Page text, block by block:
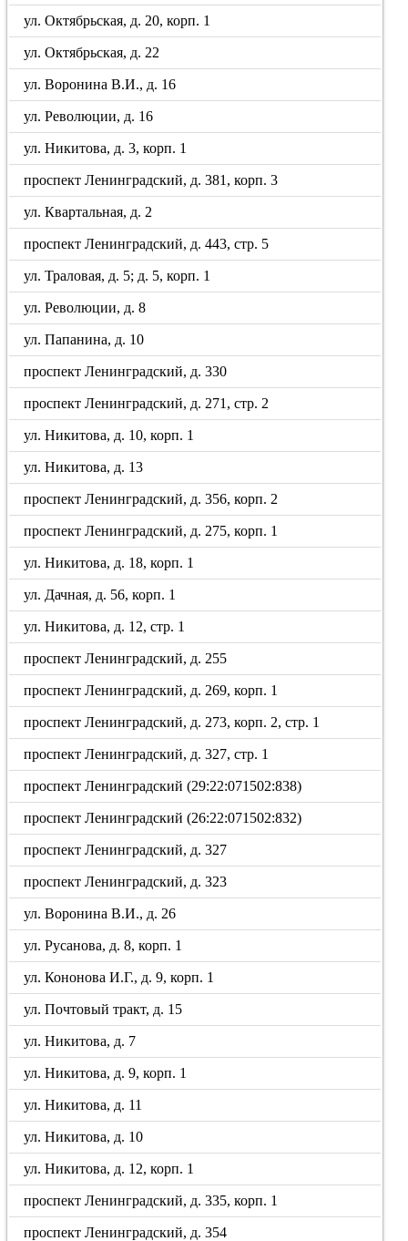
ул. Октябрьская, д. 20, корп. 1
ул. Октябрьская, д. 22
ул. Воронина В.И., д. 16
ул. Революции, д. 16
ул. Никитова, д. 3, корп. 1
проспект Ленинградский, д. 381, корп. 3
ул. Квартальная, д. 2
проспект Ленинградский, д. 443, стр. 5
ул. Траловая, д. 5; д. 5, корп. 1
ул. Революции, д. 8
ул. Папанина, д. 10
проспект Ленинградский, д. 330
проспект Ленинградский, д. 271, стр. 2
ул. Никитова, д. 10, корп. 1
ул. Никитова, д. 13
проспект Ленинградский, д. 356, корп. 2
проспект Ленинградский, д. 275, корп. 1
ул. Никитова, д. 18, корп. 1
ул. Дачная, д. 56, корп. 1
ул. Никитова, д. 12, стр. 1
проспект Ленинградский, д. 255
проспект Ленинградский, д. 269, корп. 1
проспект Ленинградский, д. 273, корп. 2, стр. 1
проспект Ленинградский, д. 327, стр. 1
проспект Ленинградский (29:22:071502:838)
проспект Ленинградский (26:22:071502:832)
проспект Ленинградский, д. 327
проспект Ленинградский, д. 323
ул. Воронина В.И., д. 26
ул. Русанова, д. 8, корп. 1
ул. Кононова И.Г., д. 9, корп. 1
ул. Почтовый тракт, д. 15
ул. Никитова, д. 7
ул. Никитова, д. 9, корп. 1
ул. Никитова, д. 11
ул. Никитова, д. 10
ул. Никитова, д. 12, корп. 1
проспект Ленинградский, д. 335, корп. 1
проспект Ленинградский, д. 354